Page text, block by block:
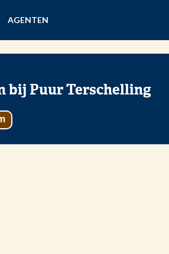
AGENTEN
bij Puur Terschelling